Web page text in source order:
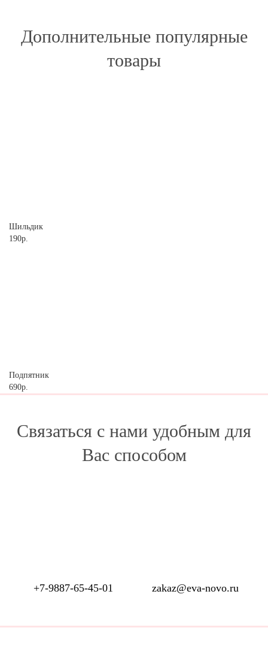
Дополнительные популярные
товары
Шильдик
190р.
Подпятник
690р.
Связаться с нами удобным для
Вас способом
+7-9887-65-45-01 zakaz@eva-novo.ru